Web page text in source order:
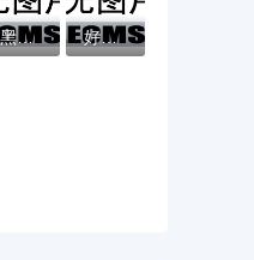
黑户能下款的app口子有哪些？今天带来10款黑... 好分期哪个口子好下款？老哥实测避坑贷款平...